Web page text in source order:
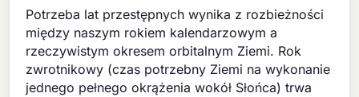
Potrzeba lat przestępnych wynika z rozbieżności
między naszym rokiem kalendarzowym a
rzeczywistym okresem orbitalnym Ziemi. Rok
zwrotnikowy (czas potrzebny Ziemi na wykonanie
jednego pełnego okrążenia wokół Słońca) trwa